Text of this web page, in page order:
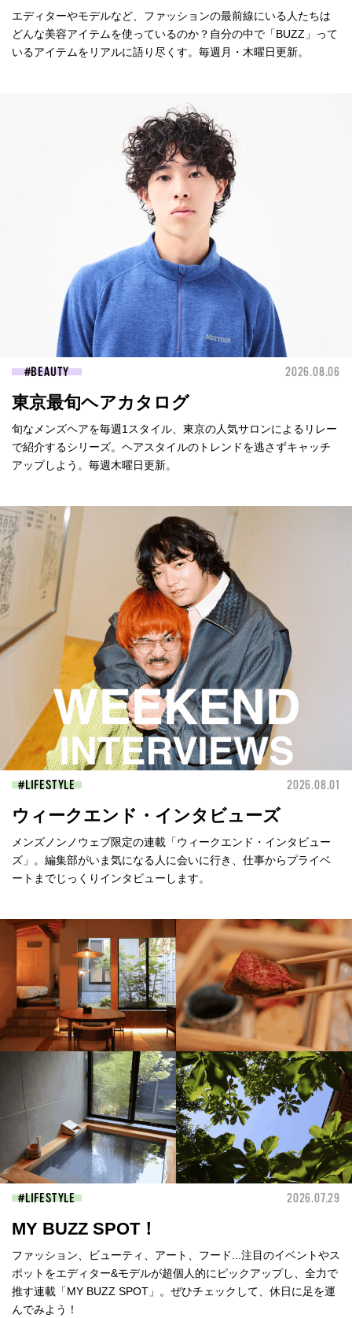
エディターやモデルなど、ファッションの最前線にいる人たちは
どんな美容アイテムを使っているのか？自分の中で「BUZZ」って
いるアイテムをリアルに語り尽くす。毎週月・木曜日更新。
BEAUTY 2026.08.06
東京最旬ヘアカタログ
旬なメンズヘアを毎週1スタイル、東京の人気サロンによるリレー
で紹介するシリーズ。ヘアスタイルのトレンドを逃さずキャッチ
アップしよう。毎週木曜日更新。
LIFESTYLE 2026.08.01
ウィークエンド・インタビューズ
メンズノンノウェブ限定の連載「ウィークエンド・インタビュー
ズ」。編集部がいま気になる人に会いに行き、仕事からプライベ
ートまでじっくりインタビューします。
LIFESTYLE 2026.07.29
MY BUZZ SPOT！
ファッション、ビューティ、アート、フード...注目のイベントやス
ポットをエディター&モデルが超個人的にピックアップし、全力で
推す連載「MY BUZZ SPOT」。ぜひチェックして、休日に足を運
んでみよう！